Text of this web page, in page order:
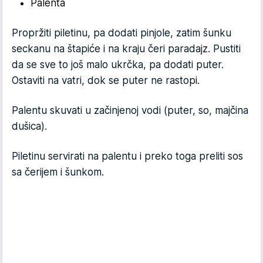
Palenta
Propržiti piletinu, pa dodati pinjole, zatim šunku
seckanu na štapiće i na kraju čeri paradajz. Pustiti
da se sve to još malo ukrčka, pa dodati puter.
Ostaviti na vatri, dok se puter ne rastopi.
Palentu skuvati u začinjenoj vodi (puter, so, majčina
dušica).
Piletinu servirati na palentu i preko toga preliti sos
sa čerijem i šunkom.